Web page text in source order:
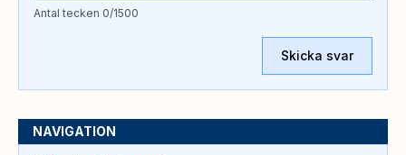
Antal tecken 0/1500
Skicka svar
NAVIGATION